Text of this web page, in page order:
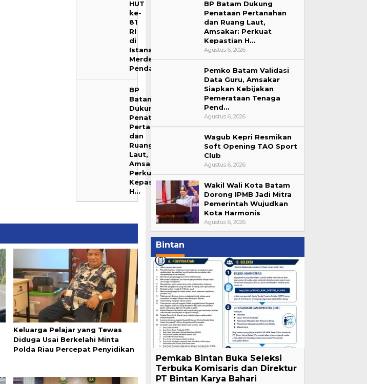
HUT
ke-
81
RI
di
Istana
Merdeka,
Pendafta…
BP
Batam
Dukung
Penataan
Pertanahan
dan
Ruang
Laut,
Amsakar:
Perkuat
Kepastian
H…
Keluarga Pelajar yang Tewas
Diduga Usai Berkelahi Minta
Polda Riau Percepat Penyidikan
BP Batam Dukung
Penataan Pertanahan
dan Ruang Laut,
Amsakar: Perkuat
Kepastian H…
Agustus 6, 2026
Pemko Batam Validasi
Data Guru, Amsakar
Siapkan Kebijakan
Pemerataan Tenaga
Pend…
Agustus 6, 2026
Wagub Kepri Resmikan
Soft Opening TAO Sport
Club
Agustus 6, 2026
Wakil Wali Kota Batam
Dorong IPMB Jadi Mitra
Pemerintah Wujudkan
Kota Harmonis
Agustus 6, 2026
Bintan
Pemkab Bintan Buka Seleksi
Terbuka Komisaris dan Direktur
PT Bintan Karya Bahari